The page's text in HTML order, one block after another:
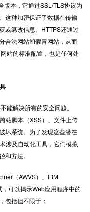
版本，它通过SSL/TLS协议为
这种加密保证了数据在传输
或篡改信息。HTTPS还通过
合法网站和假冒网站，从而
站的标准配置，也是任何处
能解决所有的安全问题。
站脚本（XSS）、文件上传
坏系统。为了发现这些潜在
涉及自动化工具，它们模拟
和方法。
（AWVS）、IBM
可以揭示Web应用程序中的
包括但不限于：